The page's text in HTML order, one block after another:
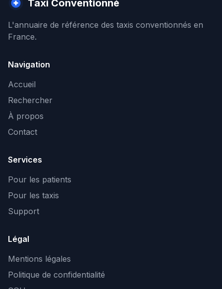
Taxi Conventionné
L'annuaire de référence des taxis conventionnés en
France.
Navigation
Accueil
Rechercher
À propos
Contact
Services
Pour les patients
Pour les taxis
Support
Légal
Mentions légales
Politique de confidentialité